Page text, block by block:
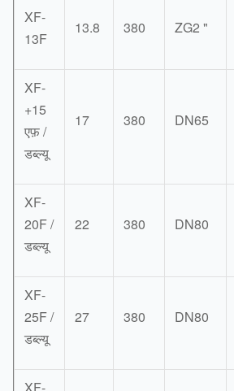
XF-
13F
13.8 380 ZG2 "
XF-
+15
एफ़ /
डब्ल्यू
17 380 DN65
XF-
20F /
डब्ल्यू
22 380 DN80
XF-
25F /
डब्ल्यू
27 380 DN80
XF-